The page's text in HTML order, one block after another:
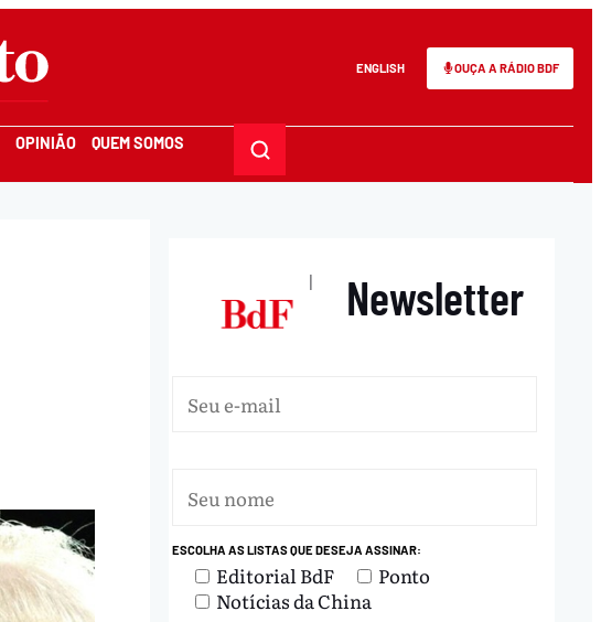
ENGLISH OUÇA A RÁDIO BDF
OPINIÃO QUEM SOMOS
| Newsletter
ESCOLHA AS LISTAS QUE DESEJA ASSINAR:
Editorial BdF
Ponto
Notícias da China